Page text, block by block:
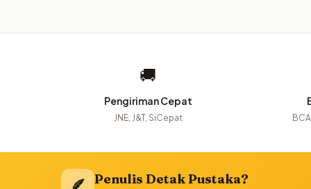
🚚
Pengiriman Cepat
JNE, J&T, SiCepat
Penulis Detak Pustaka?